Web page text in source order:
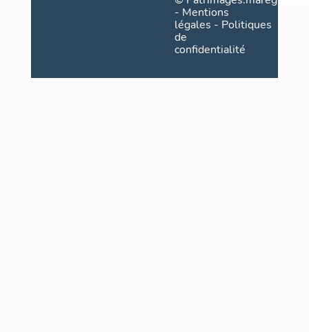
- Mentions
légales - Politiques
de
confidentialité